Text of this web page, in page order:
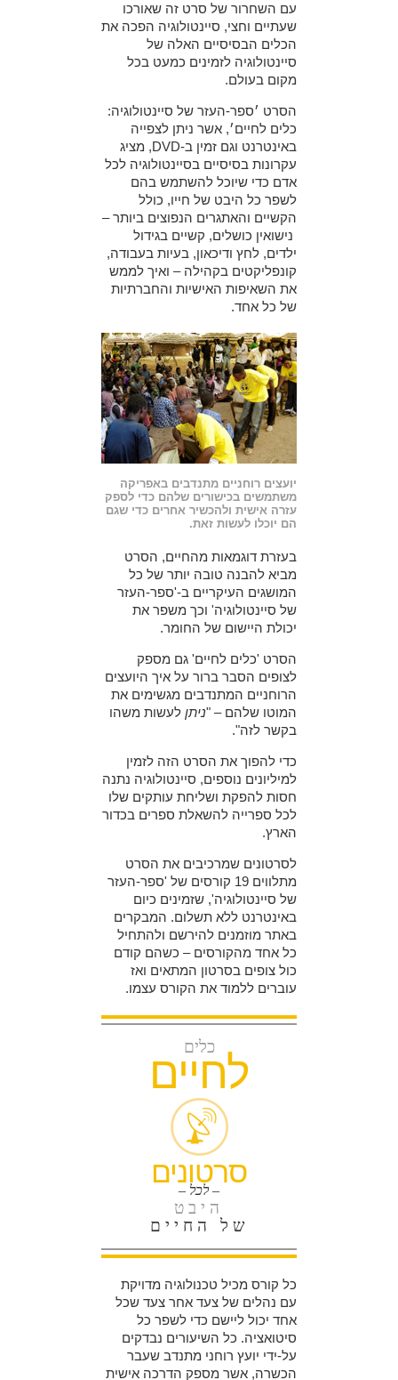
עם השחרור של סרט זה שאורכו
שעתיים וחצי, סיינטולוגיה הפכה את
הכלים הבסיסיים האלה של
סיינטולוגיה לזמינים כמעט בכל
מקום בעולם.
הסרט ׳ספר-העזר של סיינטולוגיה:
כלים לחיים׳, אשר ניתן לצפייה
באינטרנט וגם זמין ב-DVD, מציג
עקרונות בסיסיים בסיינטולוגיה לכל
אדם כדי שיוכל להשתמש בהם
לשפר כל היבט של חייו, כולל
הקשיים והאתגרים הנפוצים ביותר –
נישואין כושלים, קשיים בגידול
ילדים, לחץ ודיכאון, בעיות בעבודה,
קונפליקטים בקהילה – ואיך לממש
את השאיפות האישיות והחברתיות
של כל אחד.
יועצים רוחניים מתנדבים באפריקה
משתמשים בכישורים שלהם כדי לספק
עזרה אישית ולהכשיר אחרים כדי שגם
הם יוכלו לעשות זאת.
בעזרת דוגמאות מהחיים, הסרט
מביא להבנה טובה יותר של כל
המושגים העיקריים ב-'ספר-העזר
של סיינטולוגיה' וכך משפר את
יכולת היישום של החומר.
הסרט 'כלים לחיים' גם מספק
לצופים הסבר ברור על איך היועצים
הרוחניים המתנדבים מגשימים את
המוטו שלהם – "ניתן לעשות משהו
בקשר לזה".
כדי להפוך את הסרט הזה לזמין
למיליונים נוספים, סיינטולוגיה נתנה
חסות להפקת ושליחת עותקים שלו
לכל ספרייה להשאלת ספרים בכדור
הארץ.
לסרטונים שמרכיבים את הסרט
מתלווים 19 קורסים של 'ספר-העזר
של סיינטולוגיה', שזמינים כיום
באינטרנט ללא תשלום. המבקרים
באתר מוזמנים להירשם ולהתחיל
כל אחד מהקורסים – כשהם קודם
כול צופים בסרטון המתאים ואז
עוברים ללמוד את הקורס עצמו.
כלים
לחיים
סרטונים
– לכל –
היבט
של החיים
כל קורס מכיל טכנולוגיה מדויקת
עם נהלים של צעד אחר צעד שכל
אחד יכול ליישם כדי לשפר כל
סיטואציה. כל השיעורים נבדקים
על-ידי יועץ רוחני מתנדב שעבר
הכשרה, אשר מספק הדרכה אישית